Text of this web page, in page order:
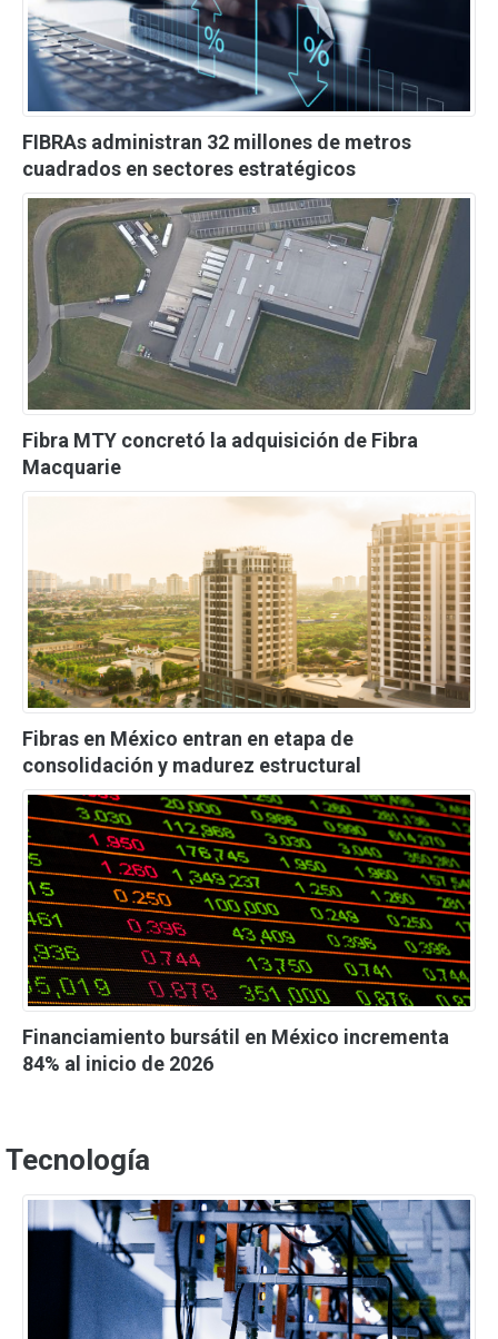
FIBRAs administran 32 millones de metros
cuadrados en sectores estratégicos
Fibra MTY concretó la adquisición de Fibra
Macquarie
Fibras en México entran en etapa de
consolidación y madurez estructural
Financiamiento bursátil en México incrementa
84% al inicio de 2026
Tecnología